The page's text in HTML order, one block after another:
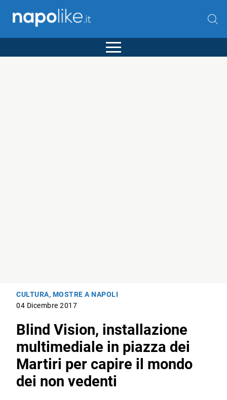
CULTURA, MOSTRE A NAPOLI
04 Dicembre 2017
Blind Vision, installazione
multimediale in piazza dei
Martiri per capire il mondo
dei non vedenti